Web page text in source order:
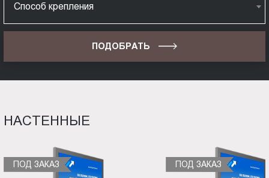
Способ крепления
ПОДОБРАТЬ
НАСТЕННЫЕ
ПОД ЗАКАЗ ПОД ЗАКАЗ